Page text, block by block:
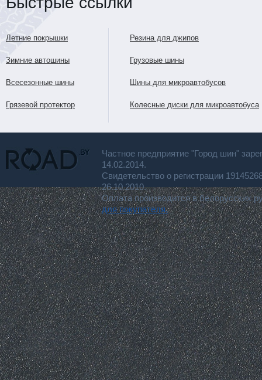
Летние покрышки
Зимние автошины
Всесезонные шины
Грязевой протектор
Резина для джипов
Грузовые шины
Шины для микроавтобусов
Колесные диски для микроавтобуса
Частное предприятие "Город шин"
14.02.2014.
Свидетельство о регистрации
26.10.2010.
Оплата производится в белорусских
для покупателя.